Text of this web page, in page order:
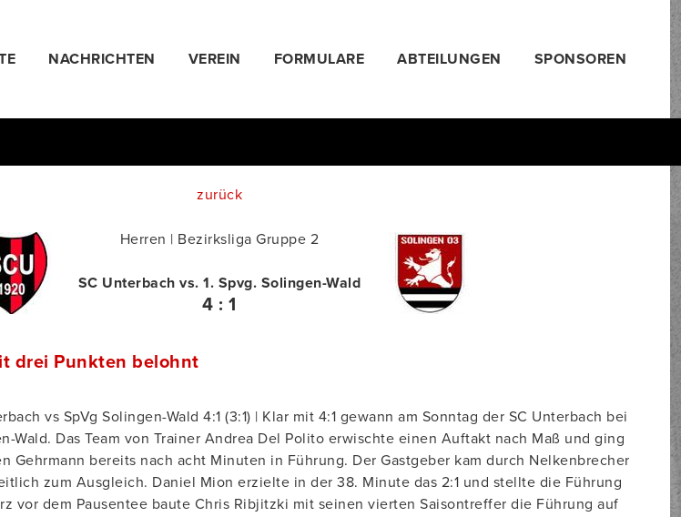
NACHRICHTEN VEREIN FORMULARE ABTEILUNGEN SPONSOREN
zurück
Herren | Bezirksliga Gruppe 2
SC Unterbach vs. 1. Spvg. Solingen-Wald
4 : 1
drei Punkten belohnt
vs SpVg Solingen-Wald 4:1 (3:1) | Klar mit 4:1 gewann am Sonntag der SC Unterbach bei
Wald. Das Team von Trainer Andrea Del Polito erwischte einen Auftakt nach Maß und ging
Gehrmann bereits nach acht Minuten in Führung. Der Gastgeber kam durch Nelkenbrecher
zum Ausgleich. Daniel Mion erzielte in der 38. Minute das 2:1 und stellte die Führung
vor dem Pausentee baute Chris Ribjitzki mit seinen vierten Saisontreffer die Führung auf